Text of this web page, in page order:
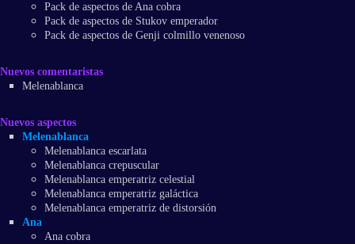
Pack de aspectos de Ana cobra
Pack de aspectos de Stukov emperador
Pack de aspectos de Genji colmillo venenoso
Nuevos comentaristas
Melenablanca
Nuevos aspectos
Melenablanca
Melenablanca escarlata
Melenablanca crepuscular
Melenablanca emperatriz celestial
Melenablanca emperatriz galáctica
Melenablanca emperatriz de distorsión
Ana
Ana cobra